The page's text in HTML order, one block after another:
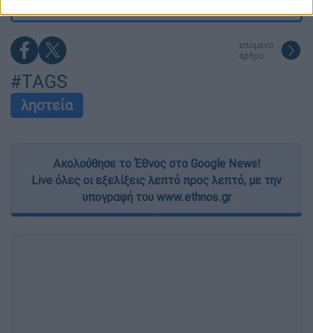
related to security, including authentication
user protection.
επόμενο
άρθρο
#TAGS
ληστεία
Ακολούθησε το Έθνος στο Google News!
Live όλες οι εξελίξεις λεπτό προς λεπτό, με την
υπογραφή του www.ethnos.gr